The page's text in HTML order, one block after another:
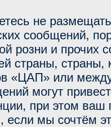
не
сообщений,
розни и прочих
страны, страны,
«ЦАП» или
могут
при этом ваш
если мы сочтём